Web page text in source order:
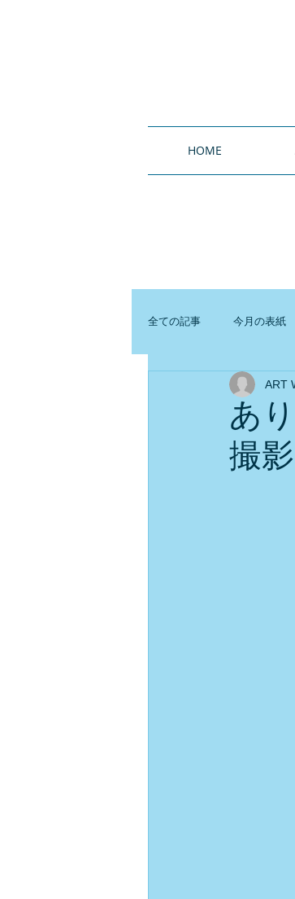
HOME
全ての記事 今月の表紙
あ
撮
ART